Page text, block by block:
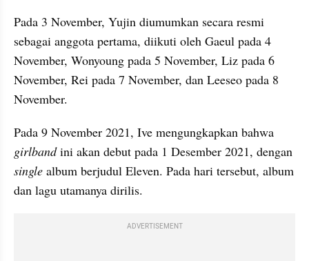
Pada 3 November, Yujin diumumkan secara resmi
sebagai anggota pertama, diikuti oleh Gaeul pada 4
November, Wonyoung pada 5 November, Liz pada 6
November, Rei pada 7 November, dan Leeseo pada 8
November.
girlband
single album berjudul Eleven. Pada hari tersebut, album
dan lagu utamanya dirilis.
ADVERTISEMENT